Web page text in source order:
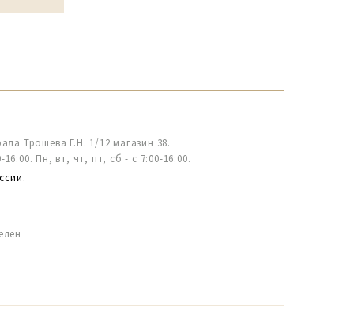
Трошева Г.Н. 1/12 магазин 38.
16:00. Пн, вт, чт, пт, сб - с 7:00-16:00.